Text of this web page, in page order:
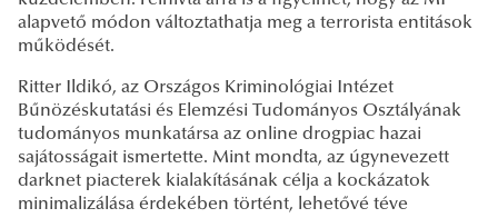
alapvető módon változtathatja meg a terrorista entitások
működését.
Ritter Ildikó, az Országos Kriminológiai Intézet
Bűnözéskutatási és Elemzési Tudományos Osztályának
tudományos munkatársa az online drogpiac hazai
sajátosságait ismertette. Mint mondta, az úgynevezett
darknet piacterek kialakításának célja a kockázatok
minimalizálása érdekében történt, lehetővé téve